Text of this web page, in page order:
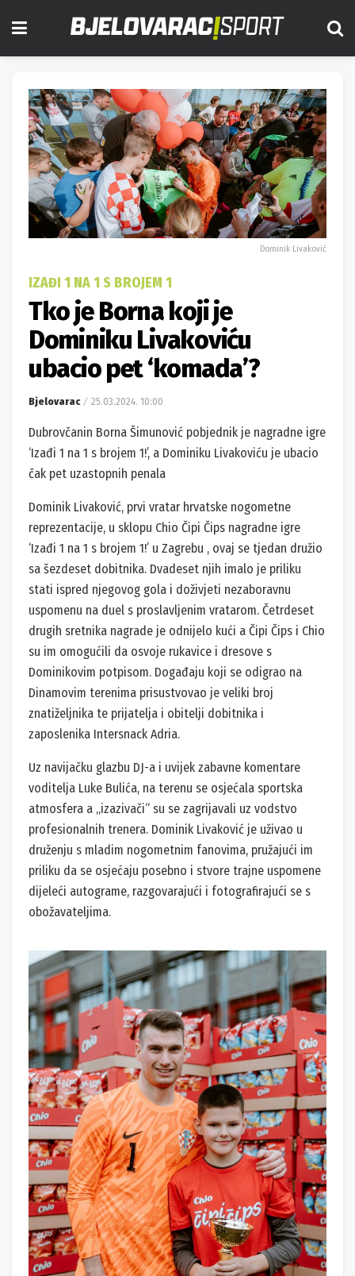
Dominik Livaković
IZAĐI 1 NA 1 S BROJEM 1
Tko je Borna koji je
Dominiku Livakoviću
ubacio pet ‘komada’?
Bjelovarac 25.03.2024. 10:00
Dubrovčanin Borna Šimunović pobjednik je nagradne igre
‘Izađi 1 na 1 s brojem 1!’, a Dominiku Livakoviću je ubacio
čak pet uzastopnih penala
Dominik Livaković, prvi vratar hrvatske nogometne
reprezentacije, u sklopu Chio Čipi Čips nagradne igre
‘Izađi 1 na 1 s brojem 1!’ u Zagrebu , ovaj se tjedan družio
sa šezdeset dobitnika. Dvadeset njih imalo je priliku
stati ispred njegovog gola i doživjeti nezaboravnu
uspomenu na duel s proslavljenim vratarom. Četrdeset
drugih sretnika nagrade je odnijelo kući a Čipi Čips i Chio
su im omogućili da osvoje rukavice i dresove s
Dominikovim potpisom. Događaju koji se odigrao na
Dinamovim terenima prisustvovao je veliki broj
znatiželjnika te prijatelja i obitelji dobitnika i
zaposlenika Intersnack Adria.
Uz navijačku glazbu DJ-a i uvijek zabavne komentare
voditelja Luke Bulića, na terenu se osjećala sportska
atmosfera a „izazivači“ su se zagrijavali uz vodstvo
profesionalnih trenera. Dominik Livaković je uživao u
druženju s mladim nogometnim fanovima, pružajući im
priliku da se osjećaju posebno i stvore trajne uspomene
dijeleći autograme, razgovarajući i fotografirajući se s
obožavateljima.